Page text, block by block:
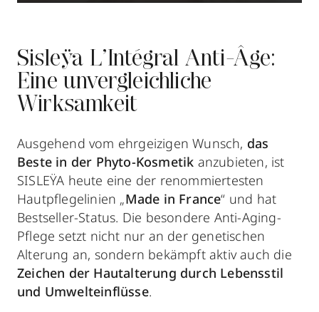
Sisleÿa L’Intégral Anti-Âge:
Eine unvergleichliche
Wirksamkeit
Ausgehend vom ehrgeizigen Wunsch, das
Beste in der Phyto-Kosmetik anzubieten, ist
SISLEŸA heute eine der renommiertesten
Hautpflegelinien „Made in France“ und hat
Bestseller-Status. Die besondere Anti-Aging-
Pflege setzt nicht nur an der genetischen
Alterung an, sondern bekämpft aktiv auch die
Zeichen der Hautalterung durch Lebensstil
und Umwelteinflüsse.